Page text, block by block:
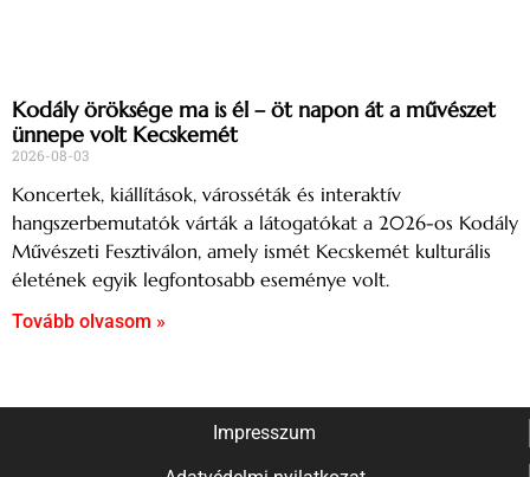
Kodály öröksége ma is él – öt napon át a művészet
ünnepe volt Kecskemét
2026-08-03
Koncertek, kiállítások, városséták és interaktív
hangszerbemutatók várták a látogatókat a 2026-os Kodály
Művészeti Fesztiválon, amely ismét Kecskemét kulturális
életének egyik legfontosabb eseménye volt.
Tovább olvasom »
Impresszum